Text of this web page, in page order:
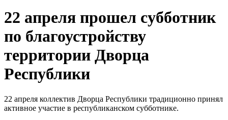
22 апреля прошел субботник
по благоустройству
территории Дворца
Республики
22 апреля коллектив Дворца Республики традиционно принял
активное участие в республиканском субботнике.